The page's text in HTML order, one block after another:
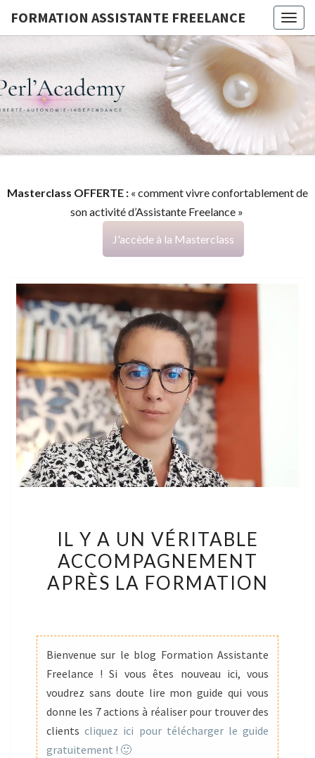
FORMATION ASSISTANTE FREELANCE
G
Masterclass OFFERTE : « comment vivre confortablement de
son activité d’Assistante Freelance »
J'accède à la Masterclass
Y
A
UN
APRÈS
LA
FORMATION
IL Y A UN VÉRITABLE
ACCOMPAGNEMENT
APRÈS LA FORMATION
Bienvenue sur le blog Formation Assistante
Freelance ! Si vous êtes nouveau ici, vous
voudrez sans doute lire mon guide qui vous
donne les 7 actions à réaliser pour trouver des
clients cliquez ici pour télécharger le guide
gratuitement ! 🙂